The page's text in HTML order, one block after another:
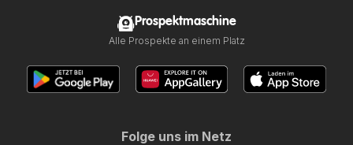
Prospektmaschine
Alle Prospekte an einem Platz
Folge uns im Netz